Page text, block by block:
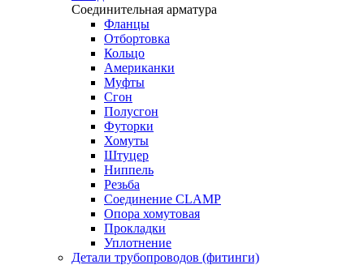
Соединительная арматура
Фланцы
Отбортовка
Кольцо
Американки
Муфты
Сгон
Полусгон
Футорки
Хомуты
Штуцер
Ниппель
Резьба
Соединение CLAMP
Опора хомутовая
Прокладки
Уплотнение
Детали трубопроводов (фитинги)